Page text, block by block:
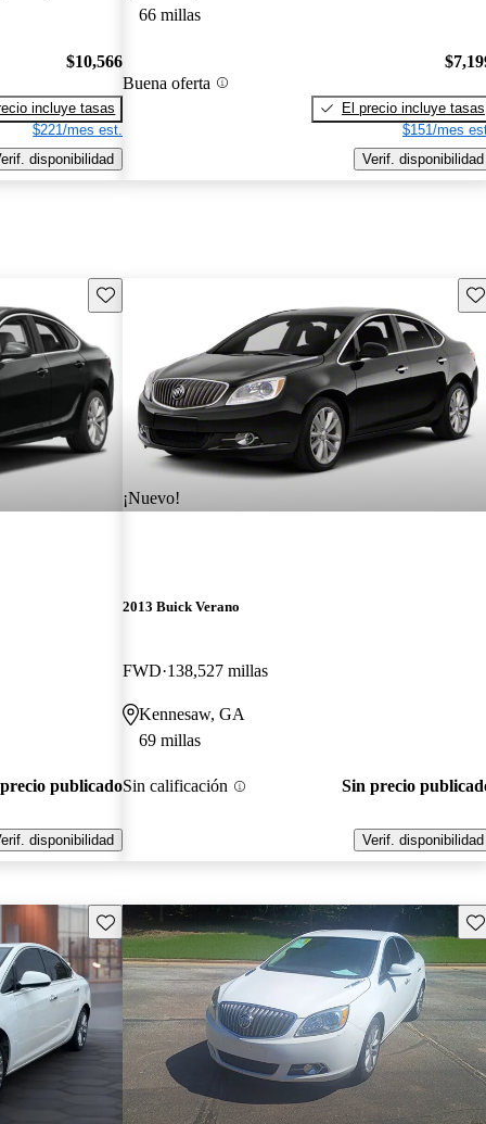
$10,566
incluye tasas
$221/mes est.
disponibilidad
66 millas
Buena oferta
El precio incluye tasas
$151/mes
Verif. disponibilidad
Guarda este Aviso
publicado
disponibilidad
¡Nuevo!
2013 Buick Verano
FWD 138,527 millas
Kennesaw, GA
69 millas
Sin calificación Sin precio
Verif. disponibilidad
Guarda este Aviso